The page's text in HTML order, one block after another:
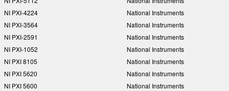
NI PXI-4224
National Instruments
NI PXI-3564
National Instruments
NI PXI-2591
National Instruments
NI PXI-1052
National Instruments
NI PXI 8105
National Instruments
NI PXI 5620
National Instruments
NI PXI 5600
National Instruments